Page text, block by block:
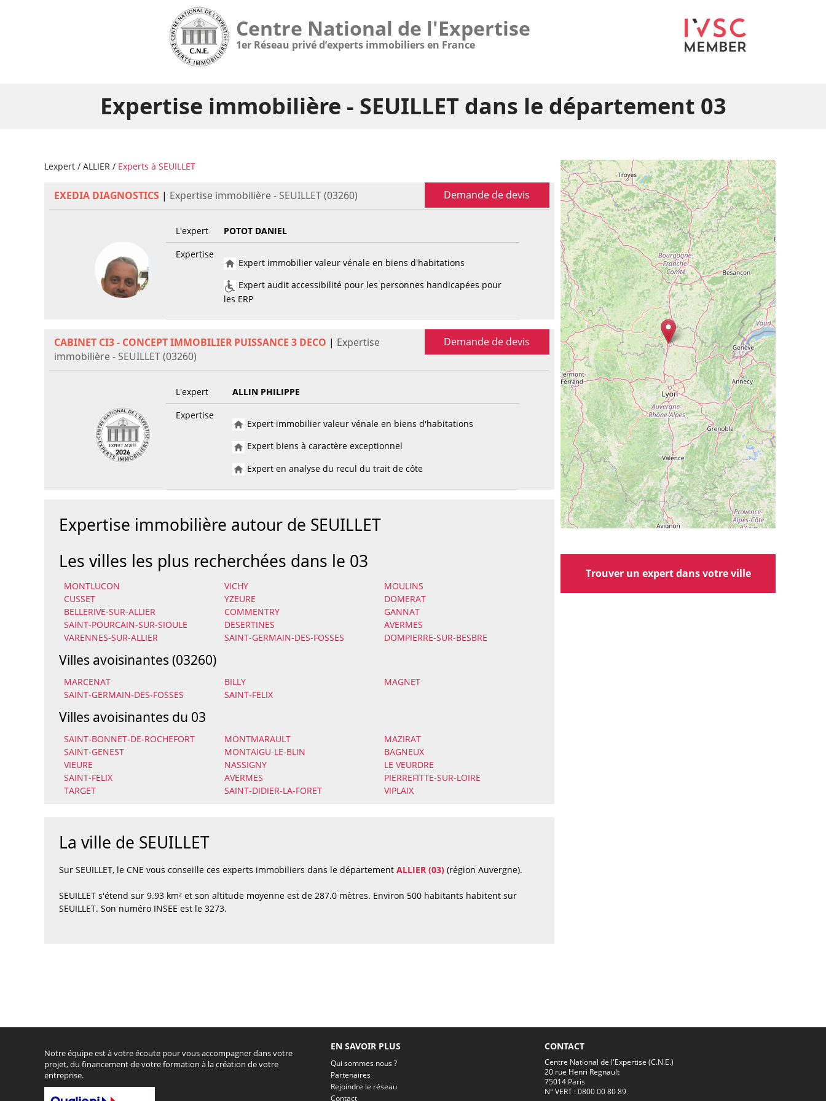
Centre National de l'Expertise
1er Réseau privé d’experts immobiliers en France
Expertise immobilière - SEUILLET dans le département 03
Lexpert / ALLIER / Experts à SEUILLET
EXEDIA DIAGNOSTICS | Expertise immobilière - SEUILLET (03260) Demande de devis
L'expert
POTOT DANIEL
Expertise
Expert immobilier valeur vénale en biens d'habitations
Expert audit accessibilité pour les personnes handicapées pour
les ERP
CABINET CI3 - CONCEPT IMMOBILIER PUISSANCE 3 DECO | Expertise
immobilière - SEUILLET (03260)
Demande de devis
L'expert
ALLIN PHILIPPE
Expertise
Expert immobilier valeur vénale en biens d'habitations
Expert biens à caractère exceptionnel
Expert en analyse du recul du trait de côte
Expertise immobilière autour de SEUILLET
Les villes les plus recherchées dans le 03
MONTLUCON VICHY
MOULINS
CUSSET
YZEURE
DOMERAT
BELLERIVE-SUR-ALLIER
COMMENTRY
GANNAT
SAINT-POURCAIN-SUR-SIOULE
DESERTINES
AVERMES
VARENNES-SUR-ALLIER
SAINT-GERMAIN-DES-FOSSES DOMPIERRE-SUR-BESBRE
Villes avoisinantes (03260)
MARCENAT BILLY
MAGNET
SAINT-GERMAIN-DES-FOSSES
SAINT-FELIX
Villes avoisinantes du 03
SAINT-BONNET-DE-ROCHEFORT MONTMARAULT
MAZIRAT
SAINT-GENEST
MONTAIGU-LE-BLIN
BAGNEUX
VIEURE
NASSIGNY
LE VEURDRE
SAINT-FELIX
AVERMES
PIERREFITTE-SUR-LOIRE
TARGET
SAINT-DIDIER-LA-FORET VIPLAIX
La ville de SEUILLET
Sur SEUILLET, le CNE vous conseille ces experts immobiliers dans le département ALLIER (03) (région Auvergne).
SEUILLET s'étend sur 9.93 km² et son altitude moyenne est de 287.0 mètres. Environ 500 habitants habitent sur
SEUILLET. Son numéro INSEE est le 3273.
Trouver un expert dans votre ville
Notre équipe est à votre écoute pour vous accompagner dans votre
projet, du financement de votre formation à la création de votre
entreprise.
EN SAVOIR PLUS
Qui sommes nous ?
Partenaires
Rejoindre le réseau
Contact
CONTACT
Centre National de l'Expertise (C.N.E.)
20 rue Henri Regnault
75014 Paris
N° VERT : 0800 00 80 89